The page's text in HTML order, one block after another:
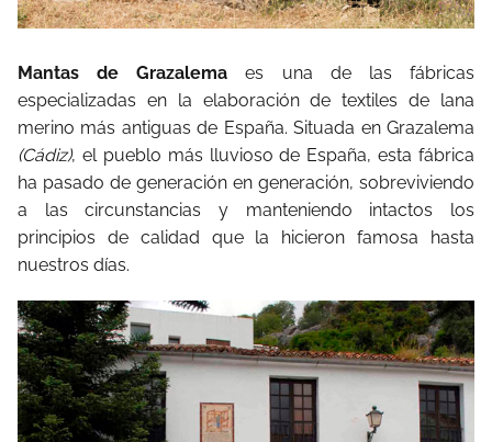
Mantas de Grazalema es una de las fábricas
especializadas en la elaboración de textiles de lana
merino más antiguas de España. Situada en Grazalema
(Cádiz), el pueblo más lluvioso de España, esta fábrica
ha pasado de generación en generación, sobreviviendo
a las circunstancias y manteniendo intactos los
principios de calidad que la hicieron famosa hasta
nuestros días.